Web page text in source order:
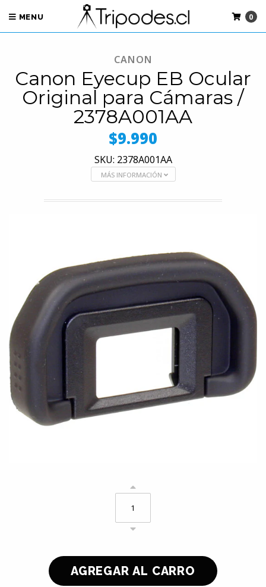
MENU 0
CANON
Canon Eyecup EB Ocular
Original para Cámaras /
2378A001AA
$9.990
SKU: 2378A001AA
MÁS INFORMACIÓN